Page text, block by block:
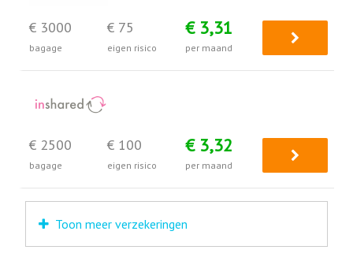
€ 3000
bagage
€ 75
eigen risico
€ 3,31
per maand
€ 2500
bagage
€ 100
eigen risico
€ 3,32
per maand
Toon meer verzekeringen